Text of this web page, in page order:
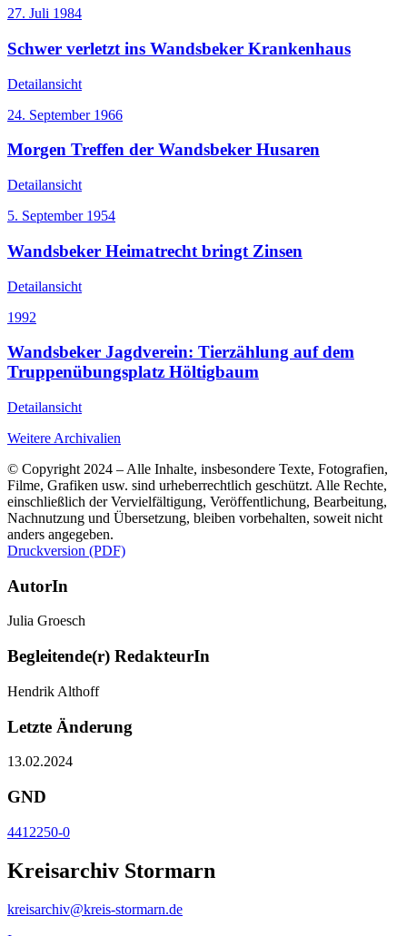
27. Juli 1984
Schwer verletzt ins Wandsbeker Krankenhaus
Detailansicht
24. September 1966
Morgen Treffen der Wandsbeker Husaren
Detailansicht
5. September 1954
Wandsbeker Heimatrecht bringt Zinsen
Detailansicht
1992
Wandsbeker Jagdverein: Tierzählung auf dem
Truppenübungsplatz Höltigbaum
Detailansicht
Weitere Archivalien
© Copyright 2024 – Alle Inhalte, insbesondere Texte, Fotografien,
Filme, Grafiken usw. sind urheberrechtlich geschützt. Alle Rechte,
einschließlich der Vervielfältigung, Veröffentlichung, Bearbeitung,
Nachnutzung und Übersetzung, bleiben vorbehalten, soweit nicht
anders angegeben.
Druckversion (PDF)
AutorIn
Julia Groesch
Begleitende(r) RedakteurIn
Hendrik Althoff
Letzte Änderung
13.02.2024
GND
4412250-0
Kreisarchiv Stormarn
kreisarchiv@kreis-stormarn.de